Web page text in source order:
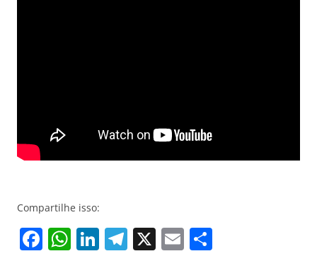
Compartilhe isso:
F W Li T X E